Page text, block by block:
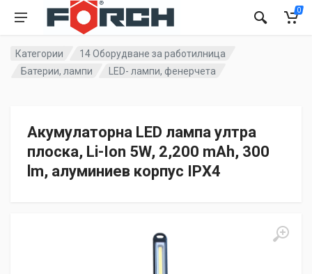
0
Категории
14 Оборудване за работилница
Батерии, лампи
LED- лампи, фенерчета
Акумулаторна LED лампа ултра
плоска, Li-Ion 5W, 2,200 mAh, 300
lm, алуминиев корпус IPX4